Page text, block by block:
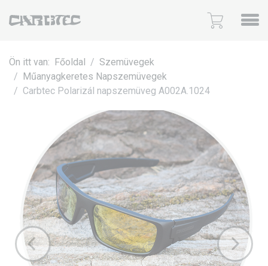
Ön itt van: Főoldal
Szemüvegek
Műanyagkeretes Napszemüvegek
Carbtec Polarizál napszemüveg A002A.1024